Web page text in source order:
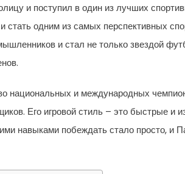
и поступил в один из лучших
стать одним из самых перспективных
и стал не только звездой
национальных и международных
Его игровой стиль – это быстрые и
навыками побеждать стало просто, и